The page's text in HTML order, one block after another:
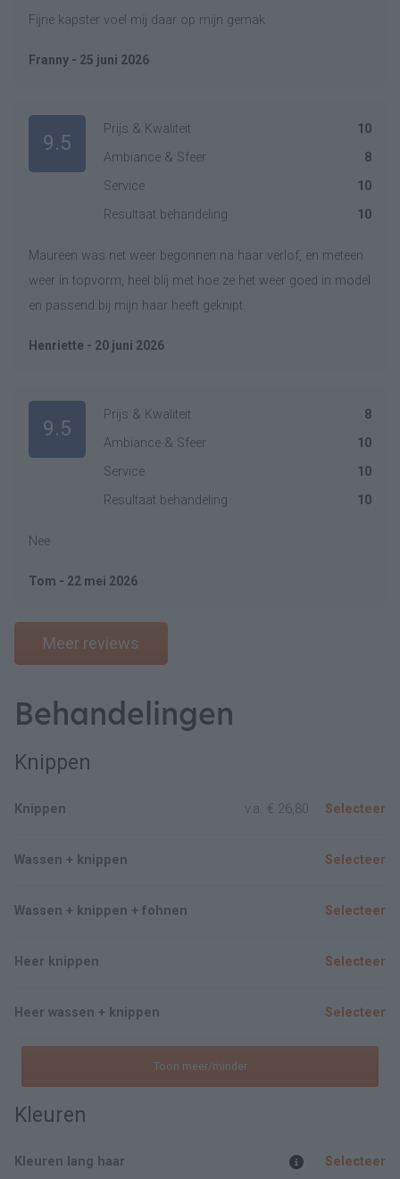
Fijne kapster voel mij daar op mijn gemak
Franny - 25 juni 2026
9.5
Prijs & Kwaliteit
10
Ambiance & Sfeer
8
Service
10
Resultaat behandeling
10
Maureen was net weer begonnen na haar verlof, en meteen
weer in topvorm, heel blij met hoe ze het weer goed in model
en passend bij mijn haar heeft geknipt.
Henriette - 20 juni 2026
9.5
Prijs & Kwaliteit
8
Ambiance & Sfeer
10
Service
10
Resultaat behandeling
10
Nee
Tom - 22 mei 2026
Meer reviews
Behandelingen
Knippen
Knippen v.a. € 26,80 Selecteer
Wassen + knippen Selecteer
Wassen + knippen + fohnen Selecteer
Heer knippen Selecteer
Heer wassen + knippen Selecteer
Toon meer/minder
Kleuren
Kleuren lang haar Selecteer